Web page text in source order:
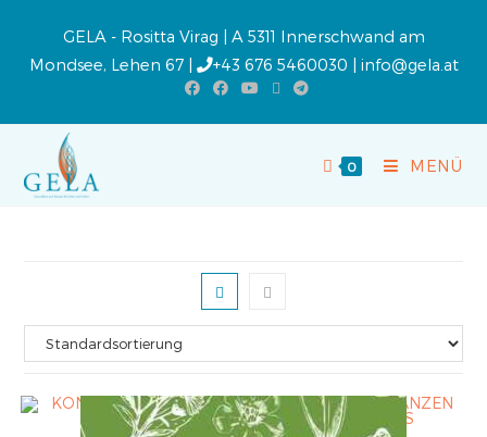
GELA - Rositta Virag | A 5311 Innerschwand am
Mondsee, Lehen 67 |
+43 676 5460030 | info@gela.at
0 MENÜ